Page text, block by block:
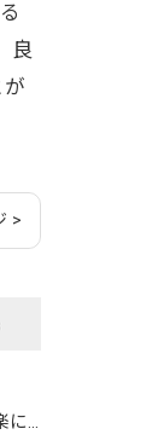
良
>
鹿児島での草取りを楽に！効果的な方法と自然美の楽しみ方